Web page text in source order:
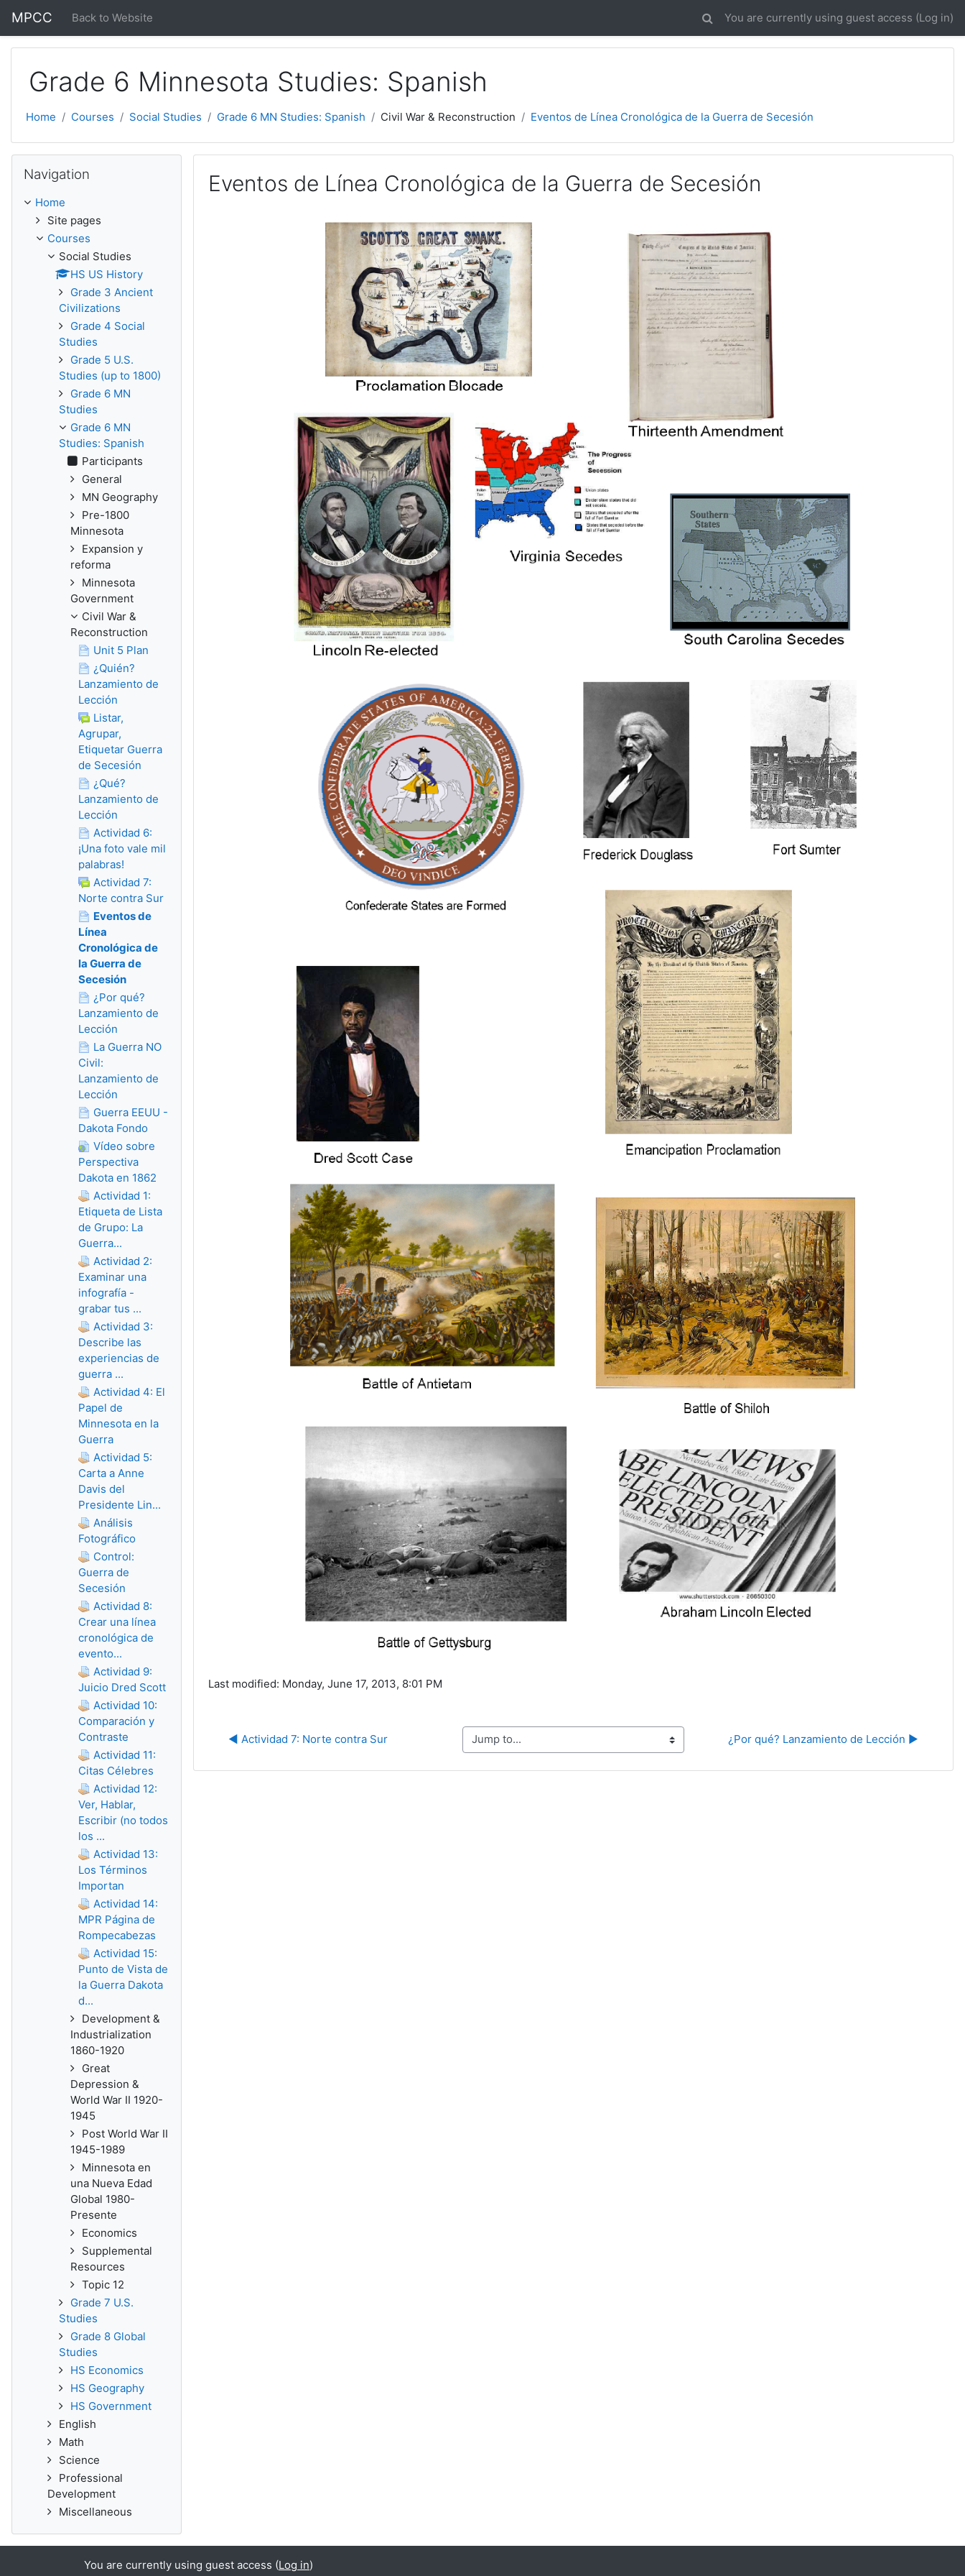
MPCC Back to Website You are currently using guest access (Log in)
Grade 6 Minnesota Studies: Spanish
Home Courses Social Studies Grade 6 MN Studies: Spanish Civil War & Reconstruction Eventos de Línea Cronológica de la Guerra de Secesión
Eventos de Línea Cronológica de la Guerra de Secesión
Last modified: Monday, June 17, 2013, 8:01 PM
◀︎ Actividad 7: Norte contra Sur Jump to... ¿Por qué? Lanzamiento de Lección ▶︎
Navigation
Home
Site pages
Courses
Social Studies
HS US History
Grade 3 Ancient
Civilizations
Grade 4 Social
Studies
Grade 5 U.S.
Studies (up to 1800)
Grade 6 MN
Studies
Grade 6 MN
Studies: Spanish
Participants
General
MN Geography
Pre-1800
Minnesota
Expansion y
reforma
Minnesota
Government
Civil War &
Reconstruction
Unit 5 Plan
¿Quién?
Lanzamiento de
Lección
Listar,
Agrupar,
Etiquetar Guerra
de Secesión
¿Qué?
Lanzamiento de
Lección
Actividad 6:
¡Una foto vale mil
palabras!
Actividad 7:
Norte contra Sur
Eventos de
Línea
Cronológica de
la Guerra de
Secesión
¿Por qué?
Lanzamiento de
Lección
La Guerra NO
Civil:
Lanzamiento de
Lección
Guerra EEUU -
Dakota Fondo
Vídeo sobre
Perspectiva
Dakota en 1862
Actividad 1:
Etiqueta de Lista
de Grupo: La
Guerra...
Actividad 2:
Examinar una
infografía -
grabar tus ...
Actividad 3:
Describe las
experiencias de
guerra ...
Actividad 4: El
Papel de
Minnesota en la
Guerra
Actividad 5:
Carta a Anne
Davis del
Presidente Lin...
Análisis
Fotográfico
Control:
Guerra de
Secesión
Actividad 8:
Crear una línea
cronológica de
evento...
Actividad 9:
Juicio Dred Scott
Actividad 10:
Comparación y
Contraste
Actividad 11:
Citas Célebres
Actividad 12:
Ver, Hablar,
Escribir (no todos
los ...
Actividad 13:
Los Términos
Importan
Actividad 14:
MPR Página de
Rompecabezas
Actividad 15:
Punto de Vista de
la Guerra Dakota
d...
Development &
Industrialization
1860-1920
Great
Depression &
World War II 1920-
1945
Post World War II
1945-1989
Minnesota en
una Nueva Edad
Global 1980-
Presente
Economics
Supplemental
Resources
Topic 12
Grade 7 U.S.
Studies
Grade 8 Global
Studies
HS Economics
HS Geography
HS Government
English
Math
Science
Professional
Development
Miscellaneous
You are currently using guest access (Log in)